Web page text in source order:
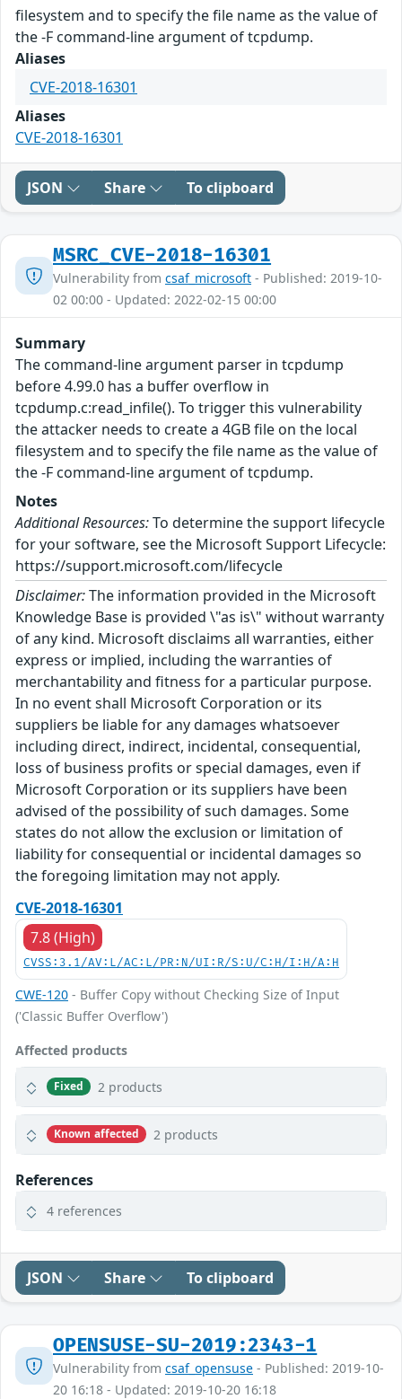
filesystem and to specify the file name as the value of
the -F command-line argument of tcpdump.
Aliases
CVE-2018-16301
Aliases
CVE-2018-16301
JSON Share To clipboard
MSRC_CVE-2018-16301
Vulnerability from csaf_microsoft - Published: 2019-10-
02 00:00 - Updated: 2022-02-15 00:00
Summary
The command-line argument parser in tcpdump
before 4.99.0 has a buffer overflow in
tcpdump.c:read_infile(). To trigger this vulnerability
the attacker needs to create a 4GB file on the local
filesystem and to specify the file name as the value of
the -F command-line argument of tcpdump.
Notes
Additional Resources:To determine the support lifecycle
for your software, see the Microsoft Support Lifecycle:
https://support.microsoft.com/lifecycle
Disclaimer:The information provided in the Microsoft
Knowledge Base is provided \"as is\" without warranty
of any kind. Microsoft disclaims all warranties, either
express or implied, including the warranties of
merchantability and fitness for a particular purpose.
In no event shall Microsoft Corporation or its
suppliers be liable for any damages whatsoever
including direct, indirect, incidental, consequential,
loss of business profits or special damages, even if
Microsoft Corporation or its suppliers have been
advised of the possibility of such damages. Some
states do not allow the exclusion or limitation of
liability for consequential or incidental damages so
the foregoing limitation may not apply.
CVE-2018-16301
7.8 (High)
CVSS:3.1/AV:L/AC:L/PR:N/UI:R/S:U/C:H/I:H/A:H
CWE-120 - Buffer Copy without Checking Size of Input
('Classic Buffer Overflow')
Affected products
Fixed 2 products
Known affected 2 products
References
4 references
JSON Share To clipboard
OPENSUSE-SU-2019:2343-1
Vulnerability from csaf_opensuse - Published: 2019-10-
20 16:18 - Updated: 2019-10-20 16:18